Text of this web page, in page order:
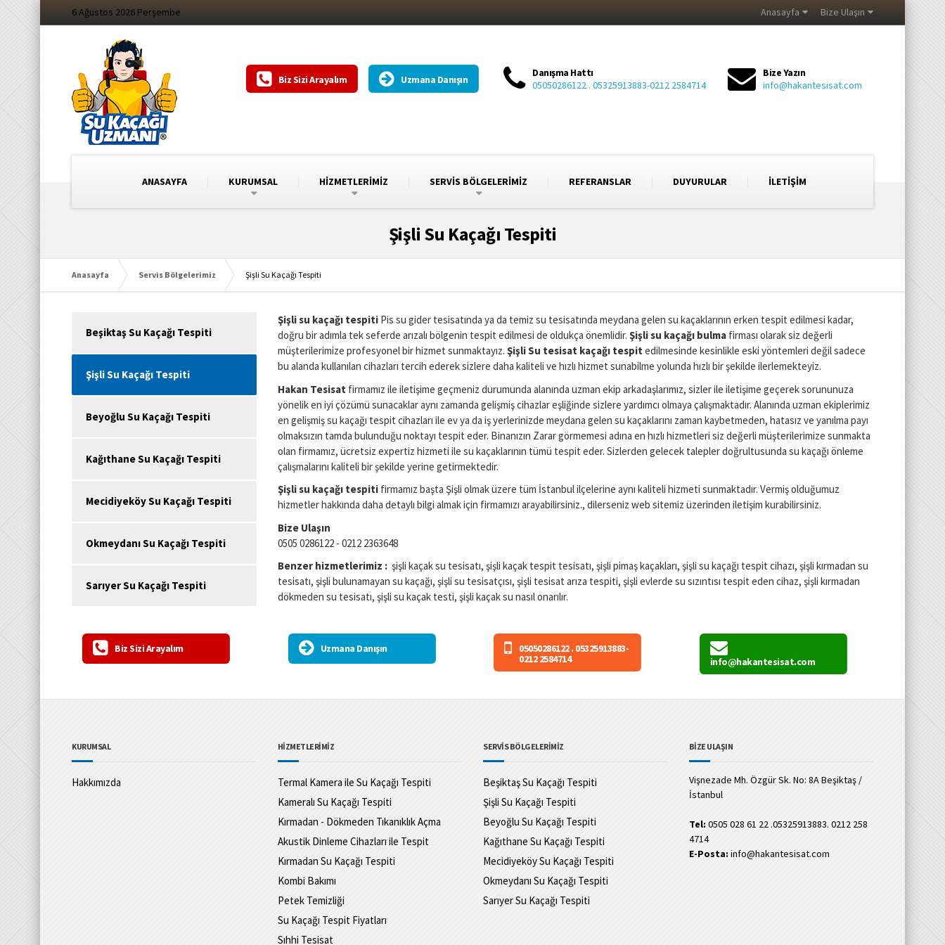
6 Ağustos 2026 Perşembe Anasayfa Bize Ulaşın
Biz Sizi Arayalım Uzmana Danışın
Danışma Hattı
05050286122 . 05325913883-0212 2584714
Bize Yazın
info@hakantesisat.com
ANASAYFA KURUMSAL HİZMETLERİMİZ SERVİS BÖLGELERİMİZ REFERANSLAR DUYURULAR İLETİŞİM
Şişli Su Kaçağı Tespiti
Anasayfa Servis Bölgelerimiz Şişli Su Kaçağı Tespiti
Şişli su kaçağı tespitiPis su gider tesisatında ya da temiz su tesisatında meydana gelen su kaçaklarının erken tespit edilmesi kadar,
doğru bir adımla tek seferde arızalı bölgenin tespit edilmesi de oldukça önemlidir. Şişlisu kaçağı bulmafirması olarak siz değerli
müşterilerimize profesyonel bir hizmet sunmaktayız. ŞişliSu tesisat kaçağı tespit edilmesinde kesinlikle eski yöntemleri değil sadece
bu alanda kullanılan cihazları tercih ederek sizlere daha kaliteli ve hızlı hizmet sunabilme yolunda hızlı bir şekilde ilerlemekteyiz.
Hakan Tesisat firmamız ile iletişime geçmeniz durumunda alanında uzman ekip arkadaşlarımız, sizler ile iletişime geçerek sorununuza
yönelik en iyi çözümü sunacaklar aynı zamanda gelişmiş cihazlar eşliğinde sizlere yardımcı olmaya çalışmaktadır. Alanında uzman ekiplerimiz
en gelişmiş su kaçağı tespit cihazları ile ev ya da iş yerlerinizde meydana gelen su kaçaklarını zaman kaybetmeden, hatasız ve yanılma payı
olmaksızın tamda bulunduğu noktayı tespit eder. Binanızın Zarar görmemesi adına en hızlı hizmetleri siz değerli müşterilerimize sunmakta
olan firmamız, ücretsiz expertiz hizmeti ile su kaçaklarının tümü tespit eder. Sizlerden gelecek talepler doğrultusunda su kaçağı önleme
çalışmalarını kaliteli bir şekilde yerine getirmektedir.
Şişlisu kaçağı tespitifirmamız başta Şişli olmak üzere tüm İstanbul ilçelerine aynı kaliteli hizmeti sunmaktadır. Vermiş olduğumuz
hizmetler hakkında daha detaylı bilgi almak için firmamızı arayabilirsiniz., dilerseniz web sitemiz üzerinden iletişim kurabilirsiniz.
Bize Ulaşın
0505 0286122 - 0212 2363648
Benzer hizmetlerimiz : şişli kaçak su tesisatı, şişli kaçak tespit tesisatı, şişli pimaş kaçakları, şişli su kaçağı tespit cihazı, şişli kırmadan su
tesisatı, şişli bulunamayan su kaçağı, şişli su tesisatçısı, şişli tesisat arıza tespiti, şişli evlerde su sızıntısı tespit eden cihaz, şişli kırmadan
dökmeden su tesisatı, şişli su kaçak testi, şişli kaçak su nasıl onarılır.
Beşiktaş Su Kaçağı Tespiti
Şişli Su Kaçağı Tespiti
Beyoğlu Su Kaçağı Tespiti
Kağıthane Su Kaçağı Tespiti
Mecidiyeköy Su Kaçağı Tespiti
Okmeydanı Su Kaçağı Tespiti
Sarıyer Su Kaçağı Tespiti
Biz Sizi Arayalım Uzmana Danışın
05050286122 . 05325913883-
0212 2584714
info@hakantesisat.com
KURUMSAL
Hakkımızda
HİZMETLERİMİZ
Termal Kamera ile Su Kaçağı Tespiti
Kameralı Su Kaçağı Tespiti
Kırmadan - Dökmeden Tıkanıklık Açma
Akustik Dinleme Cihazları ile Tespit
Kırmadan Su Kaçağı Tespiti
Kombi Bakımı
Petek Temizliği
Su Kaçağı Tespit Fiyatları
Sıhhi Tesisat
SERVİS BÖLGELERİMİZ
Beşiktaş Su Kaçağı Tespiti
Şişli Su Kaçağı Tespiti
Beyoğlu Su Kaçağı Tespiti
Kağıthane Su Kaçağı Tespiti
Mecidiyeköy Su Kaçağı Tespiti
Okmeydanı Su Kaçağı Tespiti
Sarıyer Su Kaçağı Tespiti
BİZE ULAŞIN
Vişnezade Mh. Özgür Sk. No: 8A Beşiktaş /
İstanbul
Tel: 0505 028 61 22 .05325913883. 0212 258
4714
E-Posta: info@hakantesisat.com